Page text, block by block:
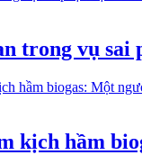
trong vụ
kịch hầm